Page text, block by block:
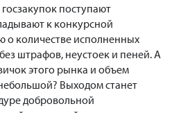
поступают
к конкурсной
количестве исполненных
штрафов, неустоек и пеней. А
этого рынка и объем
Выходом станет
добровольной